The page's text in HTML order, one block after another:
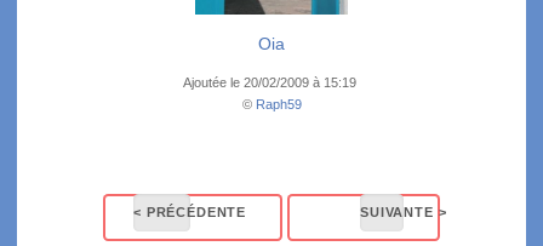
Oia
Ajoutée le 20/02/2009 à 15:19
© Raph59